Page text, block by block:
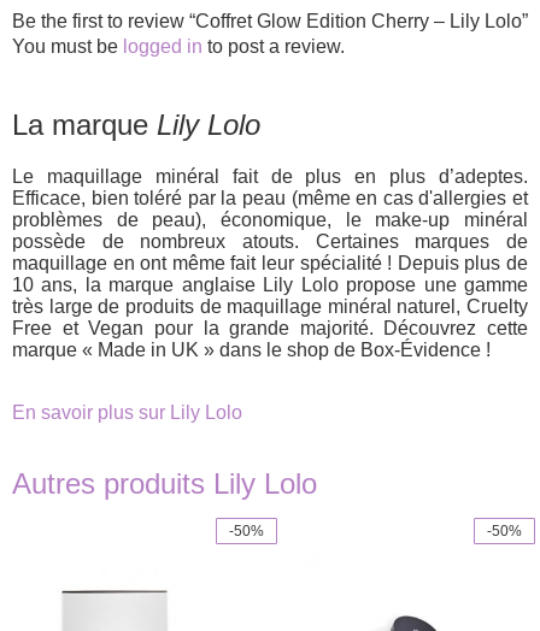
Be the first to review “Coffret Glow Edition Cherry – Lily Lolo”
You must be logged in to post a review.
La marque Lily Lolo
Le maquillage minéral fait de plus en plus d’adeptes.
Efficace, bien toléré par la peau (même en cas d'allergies et
problèmes de peau), économique, le make-up minéral
possède de nombreux atouts. Certaines marques de
maquillage en ont même fait leur spécialité ! Depuis plus de
10 ans, la marque anglaise Lily Lolo propose une gamme
très large de produits de maquillage minéral naturel, Cruelty
Free et Vegan pour la grande majorité. Découvrez cette
marque « Made in UK » dans le shop de Box-Évidence !
En savoir plus sur Lily Lolo
Autres produits Lily Lolo
-50%
multiple
-50%